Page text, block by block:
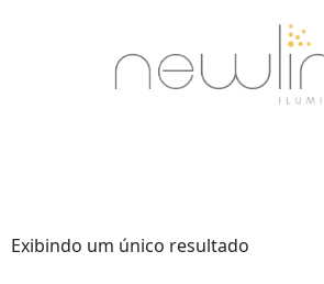
Exibindo um único resultado